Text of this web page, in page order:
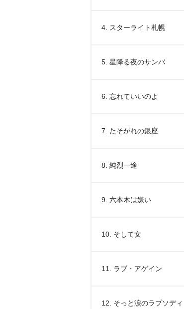
4. スターライト札幌
5. 星降る夜のサンバ
6. 忘れていいのよ
7. たそがれの銀座
8. 純烈一途
9. 六本木は嫌い
10. そして女
11. ラブ・アゲイン
12. そっと涙のラプソディ